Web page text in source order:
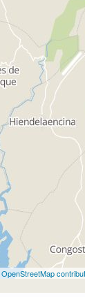
OpenStreetMap